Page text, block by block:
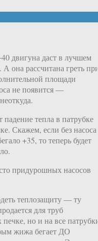
двигуна даст в лучшем
она рассчитана греть
площади
не появится —
тепла в патрубке
Скажем, если без насоса
+35, то теперь будет
придурошных насосов
теплозащиту — ту
для труб
но и на все
жижа бегает ДО